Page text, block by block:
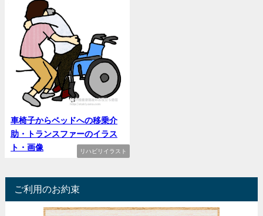
リハビリイラスト
車椅子からベッドへの移乗介
助・トランスファーのイラス
ト・画像
ご利用のお約束